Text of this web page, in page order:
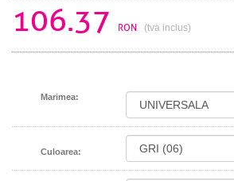
106.37 RON (tva inclus)
Marimea:
Culoarea: